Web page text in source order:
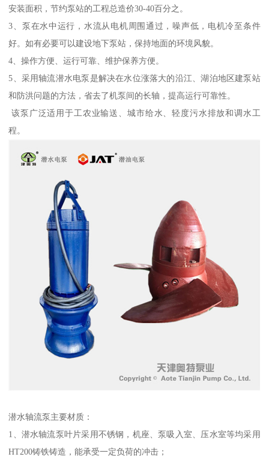
安装面积，节约泵站的工程总造价30-40百分之。
3、泵在水中运行，水流从电机周围通过，噪声低，电机冷至条件
好。如有必要可以建设地下泵站，保持地面的环境风貌。
4、操作方便、运行可靠、维护保养方便。
5、采用轴流潜水电泵是解决在水位涨落大的沿江、湖泊地区建泵站
和防洪问题的方法，省去了机泵间的长轴，提高运行可靠性。
该泵广泛适用于工农业输送、城市给水、轻度污水排放和调水工
程。
潜水轴流泵主要材质：
1、潜水轴流泵叶片采用不锈钢，机座、泵吸入室、压水室等均采用
HT200铸铁铸造，能承受一定负荷的冲击；